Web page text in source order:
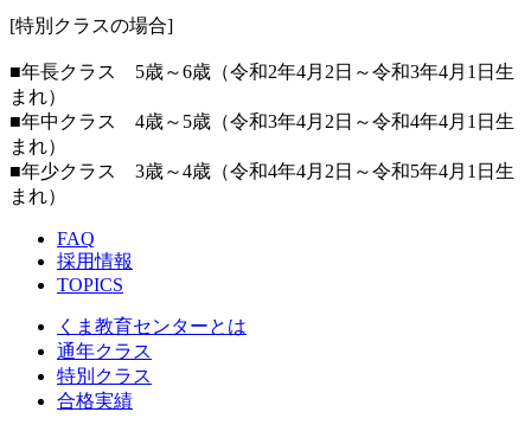
[特別クラスの場合]
■年長クラス 5歳～6歳（令和2年4月2日～令和3年4月1日生
まれ）
■年中クラス 4歳～5歳（令和3年4月2日～令和4年4月1日生
まれ）
■年少クラス 3歳～4歳（令和4年4月2日～令和5年4月1日生
まれ）
FAQ
採用情報
TOPICS
くま教育センターとは
通年クラス
特別クラス
合格実績